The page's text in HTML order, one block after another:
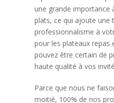
une grande importance
plats, ce qui ajoute une
professionnalisme à
pour les plateaux repas
pouvez être certain de
haute qualité à vos
Parce que nous ne
moitié, 100% de nos